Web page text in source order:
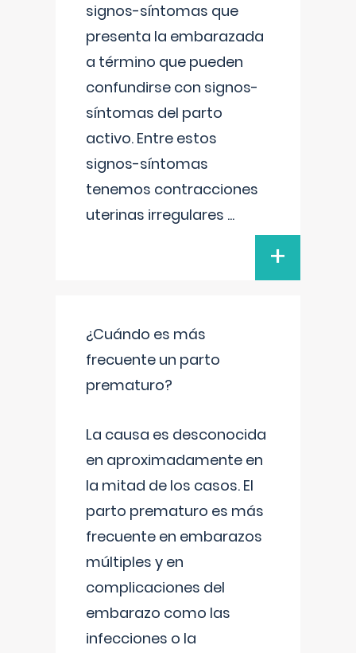
signos-síntomas que
presenta la embarazada
a término que pueden
confundirse con signos-
síntomas del parto
activo. Entre estos
signos-síntomas
tenemos contracciones
uterinas irregulares ...
+
¿Cuándo es más
frecuente un parto
prematuro?
La causa es desconocida
en aproximadamente en
la mitad de los casos. El
parto prematuro es más
frecuente en embarazos
múltiples y en
complicaciones del
embarazo como las
infecciones o la